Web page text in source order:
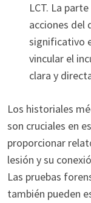
LCT. La
acciones del
significativo
vincular el
clara y
Los historiales
son cruciales en
proporcionar
lesión y su
Las pruebas
también pueden